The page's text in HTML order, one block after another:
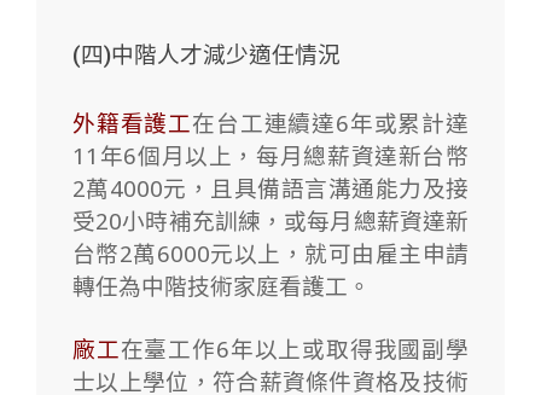
(四)中階人才減少適任情況
外籍看護工在台工連續達6年或累計達
11年6個月以上，每月總薪資達新台幣
2萬4000元，且具備語言溝通能力及接
受20小時補充訓練，或每月總薪資達新
台幣2萬6000元以上，就可由雇主申請
轉任為中階技術家庭看護工。
廠工在臺工作6年以上或取得我國副學
士以上學位，符合薪資條件資格及技術